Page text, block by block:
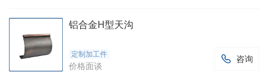
铝合金H型天沟
 咨询
定制加工件
价格面谈